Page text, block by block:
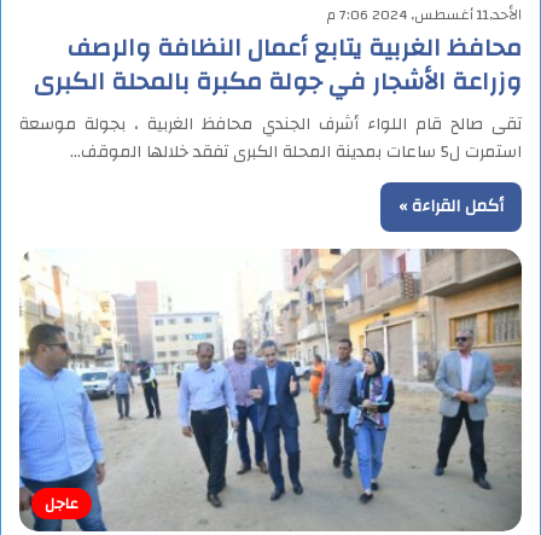
الأحد,11 أغسطس, 2024 7:06 م
محافظ الغربية يتابع أعمال النظافة والرصف
وزراعة الأشجار في جولة مكبرة بالمحلة الكبرى
تقى صالح قام اللواء أشرف الجندي محافظ الغربية ، بجولة موسعة
استمرت ل5 ساعات بمدينة المحلة الكبرى تفقد خلالها الموقف…
أكمل القراءة »
عاجل